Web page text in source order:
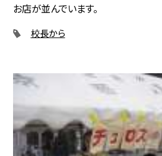
お店が並んでいます。
校長から